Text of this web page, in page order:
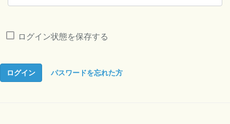
ログイン状態を保存する
ログイン パスワードを忘れた方